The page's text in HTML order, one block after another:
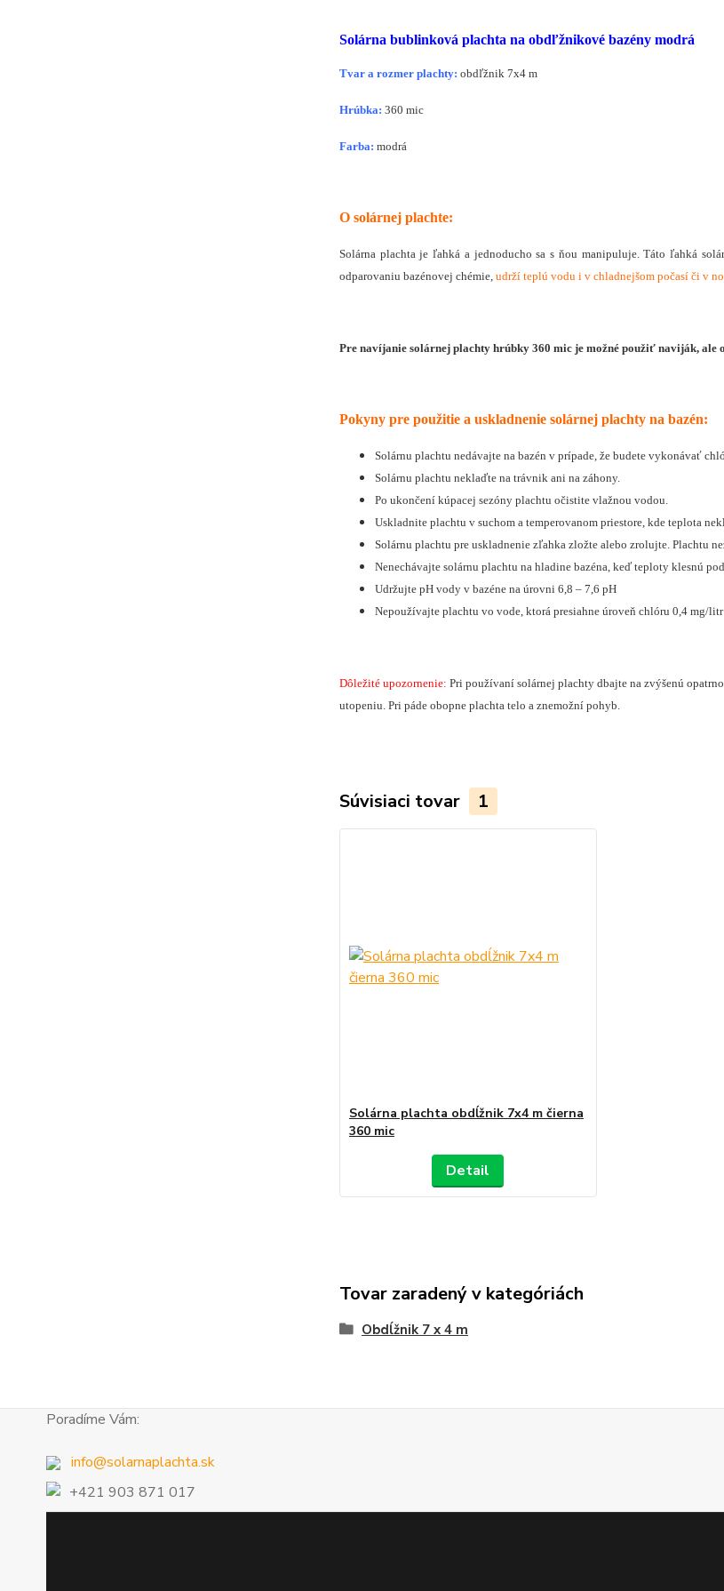
Solárna bublinková plachta na obdľžnikové bazény modrá
Tvar a rozmer plachty: obdľžnik 7x4 m
Hrúbka: 360 mic
Farba: modrá
O solárnej plachte:
Solárna plachta je ľahká a jednoducho sa s ňou manipuluje. Táto ľahká
odparovaniu bazénovej chémie, udrží teplú vodu i v chladnejšom počasí či v
Pre navíjanie solárnej plachty hrúbky 360 mic je možné použiť naviják, ale
Pokyny pre použitie a uskladnenie solárnej plachty na bazén:
Solárnu plachtu nedávajte na bazén v prípade, že budete vykonávať
Solárnu plachtu neklaďte na trávnik ani na záhony.
Po ukončení kúpacej sezóny plachtu očistite vlažnou vodou.
Uskladnite plachtu v suchom a temperovanom priestore, kde teplota
Solárnu plachtu pre uskladnenie zľahka zložte alebo zrolujte. Plachtu
Nenechávajte solárnu plachtu na hladine bazéna, keď teploty klesnú pod
Udržujte pH vody v bazéne na úrovni 6,8 – 7,6 pH
Nepoužívajte plachtu vo vode, ktorá presiahne úroveň chlóru 0,4 mg/litr
Dôležité upozornenie: Pri používaní solárnej plachty dbajte na zvýšenú
utopeniu. Pri páde obopne plachta telo a znemožní pohyb.
Súvisiaci tovar 1
Solárna plachta obdĺžnik 7x4 m čierna
360 mic
Detail
Tovar zaradený v kategóriách
Obdĺžnik 7 x 4 m
Poradíme Vám:
info@solarnaplachta.sk
+421 903 871 017